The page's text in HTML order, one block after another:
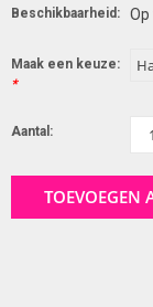
Beschikbaarheid: Op
Maak een keuze:
*
Aantal:
TOEVOEGEN